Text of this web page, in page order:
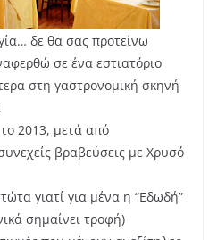
δε θα σας προτείνω
σε ένα εστιατόριο
στη γαστρονομική σκηνή
2013, μετά από
βραβεύσεις με Χρυσό
γιατί για μένα η “Εδωδή”
σημαίνει τροφή)